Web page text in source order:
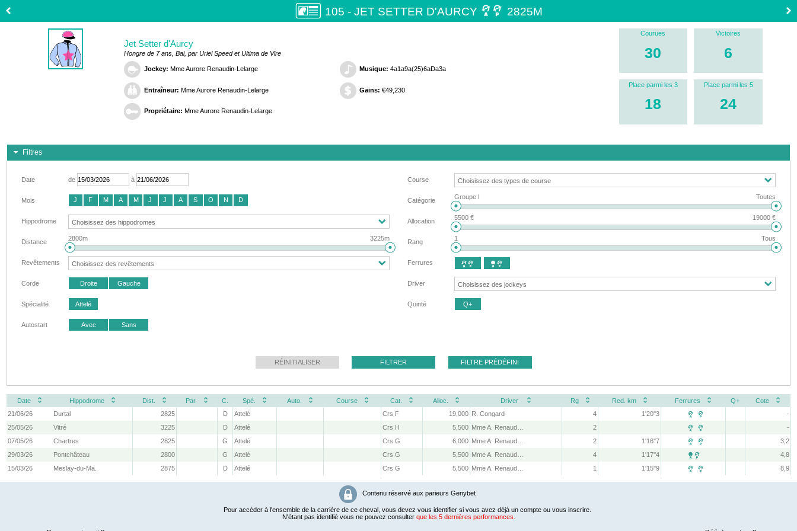
105 - JET SETTER D'AURCY  2825M
Jet Setter d'Aurcy
Hongre de 7 ans, Bai, par Uriel Speed et Ultima de Vire
Jockey: Mme Aurore Renaudin-Lelarge
Entraîneur: Mme Aurore Renaudin-Lelarge
Propriétaire: Mme Aurore Renaudin-Lelarge
Musique: 4a1a9a(25)6aDa3a
Gains: €49,230
Courues
30
Victoires
6
Place parmi les 3
18
Place parmi les 5
24
Filtres
Date de à
Mois J F M A M J J A S O N D
Hippodrome
Distance 2800m 3225m
Revêtements
Corde Droite Gauche
Spécialité Attelé
Autostart Avec Sans
Course
Catégorie Groupe I Toutes
Allocation 5500 € 19000 €
Rang 1 Tous
Ferrures  
Driver
Quinté Q+
RÉINITIALISER FILTRER FILTRE PRÉDÉFINI
Date Hippodrome Dist. Par. C. Spé. Auto. Course Cat. Alloc. Driver Rg Red. km Ferrures Q+
Cote
21/06/26
Durtal 2825 D Attelé Crs F 19,000 R. Congard 4 1'20''3  
-
25/05/26
Vitré 3225 D Attelé Crs H 5,500 2  
-
07/05/26
Chartres 2825 G Attelé Crs G 6,000 2 1'16''7  
3,2
29/03/26
Pontchâteau 2800 G Attelé Crs G 5,500 4 1'17''4 
4,8
15/03/26
Meslay-du-Ma. 2875 D Attelé Crs G 5,500 1 1'15''9   8,9
Contenu réservé aux parieurs Genybet
Pour accéder à l'ensemble de la carrière de ce cheval, vous devez vous identifier si vous avez déjà un compte ou vous inscrire.
N'étant pas identifié vous ne pouvez consulter que les 5 dernières performances.